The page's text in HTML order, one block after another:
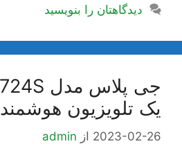
دیدگاهتان را بنویسید
یک تلویزیون هوشمند
2023-02-26 از admin